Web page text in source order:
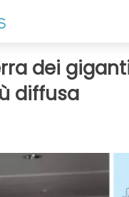
dei
diffusa